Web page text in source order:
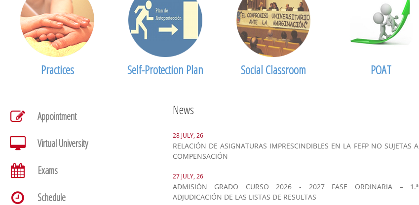
Practices Self-Protection Plan Social Classroom POAT
News
28 JULY, 26
RELACIÓN DE ASIGNATURAS IMPRESCINDIBLES EN LA FEFP NO SUJETAS A
COMPENSACIÓN
27 JULY, 26
ADMISIÓN GRADO CURSO 2026 - 2027 FASE ORDINARIA – 1.ª
ADJUDICACIÓN DE LAS LISTAS DE RESULTAS
Appointment
Virtual University
Exams
Schedule